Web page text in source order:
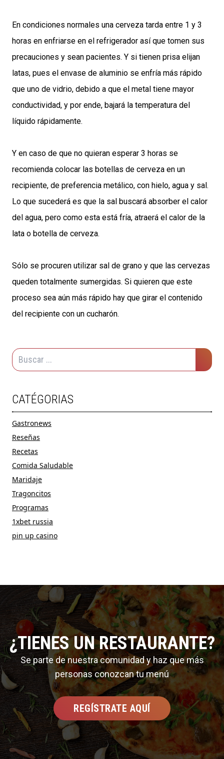
En condiciones normales una cerveza tarda entre 1 y 3
horas en enfriarse en el refrigerador así que tomen sus
precauciones y sean pacientes. Y si tienen prisa elijan
latas, pues el envase de aluminio se enfría más rápido
que uno de vidrio, debido a que el metal tiene mayor
conductividad, y por ende, bajará la temperatura del
líquido rápidamente.
Y en caso de que no quieran esperar 3 horas se
recomienda colocar las botellas de cerveza en un
recipiente, de preferencia metálico, con hielo, agua y sal.
Lo que sucederá es que la sal buscará absorber el calor
del agua, pero como esta está fría, atraerá el calor de la
lata o botella de cerveza.
Sólo se procuren utilizar sal de grano y que las cervezas
queden totalmente sumergidas. Si quieren que este
proceso sea aún más rápido hay que girar el contenido
del recipiente con un cucharón.
CATÉGORIAS
Gastronews
Reseñas
Recetas
Comida Saludable
Maridaje
Tragoncitos
Programas
1xbet russia
pin up casino
¿TIENES UN RESTAURANTE?
Se parte de nuestra comunidad y haz que más
personas conozcan tu menú
REGÍSTRATE AQUÍ